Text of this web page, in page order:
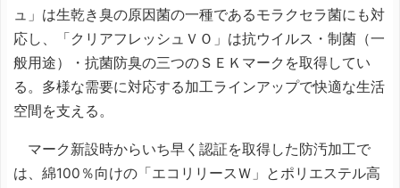
ュ」は生乾き臭の原因菌の一種であるモラクセラ菌にも対
応し、「クリアフレッシュＶＯ」は抗ウイルス・制菌（一
般用途）・抗菌防臭の三つのＳＥＫマークを取得してい
る。多様な需要に対応する加工ラインアップで快適な生活
空間を支える。
マーク新設時からいち早く認証を取得した防汚加工で
は、綿100％向けの「エコリリースＷ」とポリエステル高